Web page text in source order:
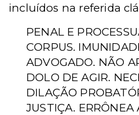
incluídos na referida
PENAL E
CORPUS.
ADVOGADO. NÃO
DOLO DE AGIR.
DILAÇÃO
JUSTIÇA.